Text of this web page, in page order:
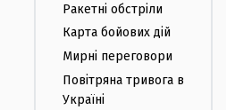
Ракетні обстріли
Карта бойових дій
Мирні переговори
Повітряна тривога в
Україні